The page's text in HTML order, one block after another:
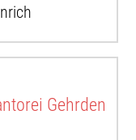
Gehrden